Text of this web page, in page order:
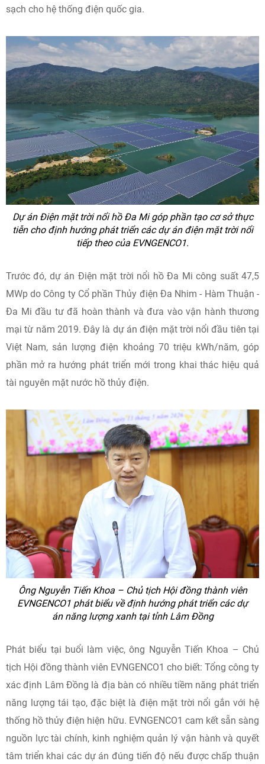
sạch cho hệ thống điện quốc gia.
Dự án Điện mặt trời nổi hồ Đa Mi góp phần tạo cơ sở thực
tiễn cho định hướng phát triển các dự án điện mặt trời nổi
tiếp theo của EVNGENCO1.
Trước đó, dự án Điện mặt trời nổi hồ Đa Mi công suất 47,5
MWp do Công ty Cổ phần Thủy điện Đa Nhim - Hàm Thuận -
Đa Mi đầu tư đã hoàn thành và đưa vào vận hành thương
mại từ năm 2019. Đây là dự án điện mặt trời nổi đầu tiên tại
Việt Nam, sản lượng điện khoảng 70 triệu kWh/năm, góp
phần mở ra hướng phát triển mới trong khai thác hiệu quả
tài nguyên mặt nước hồ thủy điện.
Ông Nguyễn Tiến Khoa – Chủ tịch Hội đồng thành viên
EVNGENCO1 phát biểu về định hướng phát triển các dự
án năng lượng xanh tại tỉnh Lâm Đồng
Phát biểu tại buổi làm việc, ông Nguyễn Tiến Khoa – Chủ
tịch Hội đồng thành viên EVNGENCO1 cho biết: Tổng công ty
xác định Lâm Đồng là địa bàn có nhiều tiềm năng phát triển
năng lượng tái tạo, đặc biệt là điện mặt trời nổi gắn với hệ
thống hồ thủy điện hiện hữu. EVNGENCO1 cam kết sẵn sàng
nguồn lực tài chính, kinh nghiệm quản lý vận hành và quyết
tâm triển khai các dự án đúng tiến độ nếu được chấp thuận